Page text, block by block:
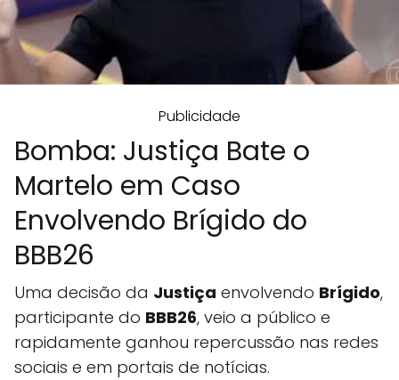
Publicidade
Bomba: Justiça Bate o
Martelo em Caso
Envolvendo Brígido do
BBB26
Uma decisão da Justiça envolvendo Brígido,
participante do BBB26, veio a público e
rapidamente ganhou repercussão nas redes
sociais e em portais de notícias.